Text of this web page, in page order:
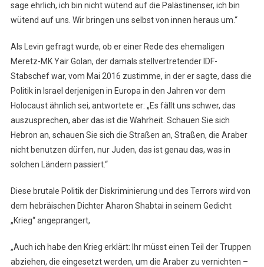
sage ehrlich, ich bin nicht wütend auf die Palästinenser, ich bin
wütend auf uns. Wir bringen uns selbst von innen heraus um.“
Als Levin gefragt wurde, ob er einer Rede des ehemaligen
Meretz-MK Yair Golan, der damals stellvertretender IDF-
Stabschef war, vom Mai 2016 zustimme, in der er sagte, dass die
Politik in Israel derjenigen in Europa in den Jahren vor dem
Holocaust ähnlich sei, antwortete er: „Es fällt uns schwer, das
auszusprechen, aber das ist die Wahrheit. Schauen Sie sich
Hebron an, schauen Sie sich die Straßen an, Straßen, die Araber
nicht benutzen dürfen, nur Juden, das ist genau das, was in
solchen Ländern passiert.“
Diese brutale Politik der Diskriminierung und des Terrors wird von
dem hebräischen Dichter Aharon Shabtai in seinem Gedicht
„Krieg“ angeprangert,
„Auch ich habe den Krieg erklärt: Ihr müsst einen Teil der Truppen
abziehen, die eingesetzt werden, um die Araber zu vernichten –